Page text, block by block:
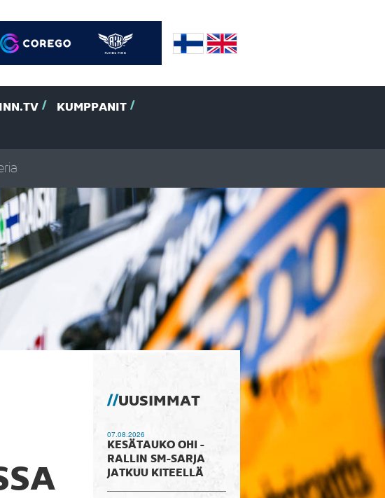
KUMPPANIT
UUSIMMAT
07.08.2026
KESÄTAUKO OHI -
RALLIN SM-SARJA
JATKUU KITEELLÄ